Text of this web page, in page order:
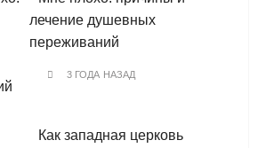
лечение душевных
переживаний
3 ГОДА НАЗАД
Как западная церковь